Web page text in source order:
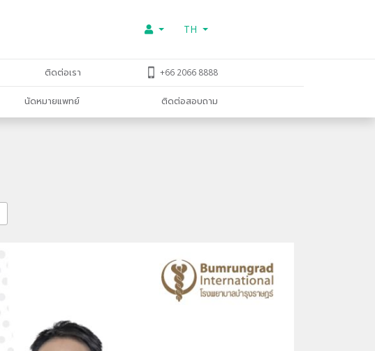
TH
ติดต่อเรา +66 2066 8888
นัดหมายแพทย์ ติดต่อสอบถาม